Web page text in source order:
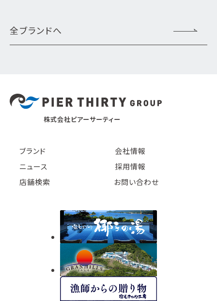
全ブランドへ
株式会社ピアーサーティー
ブランド
会社情報
ニュース
採用情報
店舗検索
お問い合わせ